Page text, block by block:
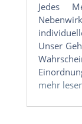
Jedes
Unser
mehr